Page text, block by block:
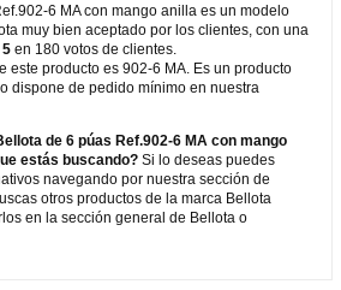
6 MA con mango anilla es un modelo
muy bien aceptado por los clientes, con una
en 180 votos de clientes.
este producto es 902-6 MA. Es un producto
dispone de pedido mínimo en nuestra
de 6 púas Ref.902-6 MA con mango
estás buscando? Si lo deseas puedes
navegando por nuestra sección de
otros productos de la marca Bellota
en la sección general de Bellota o